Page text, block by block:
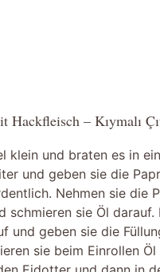
– Kıymalı
klein und braten es in
und geben sie die
Nehmen sie die
sie Öl
und geben sie die
sie beim Einrollen